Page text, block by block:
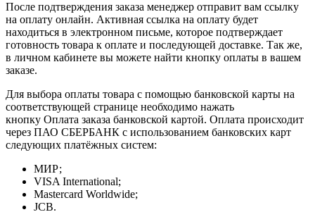
После подтверждения заказа менеджер отправит вам ссылку
на оплату онлайн. Активная ссылка на оплату будет
находиться в электронном письме, которое подтверждает
готовность товара к оплате и последующей доставке. Так же,
в личном кабинете вы можете найти кнопку оплаты в вашем
заказе.
Для выбора оплаты товара с помощью банковской карты на
соответствующей странице необходимо нажать
кнопку Оплата заказа банковской картой. Оплата происходит
через ПАО СБЕРБАНК с использованием банковских карт
следующих платёжных систем:
МИР;
VISA International;
Mastercard Worldwide;
JCB.